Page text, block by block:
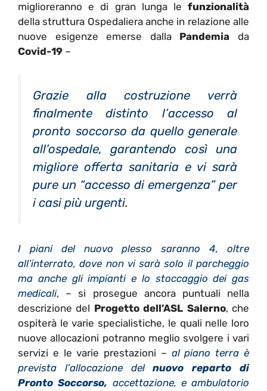
miglioreranno e di gran lunga le funzionalità
della struttura Ospedaliera anche in relazione alle
nuove esigenze emerse dalla Pandemia da
Covid-19 –
Grazie alla costruzione verrà
finalmente distinto l’accesso al
pronto soccorso da quello generale
all’ospedale, garantendo così una
migliore offerta sanitaria e vi sarà
pure un “accesso di emergenza” per
i casi più urgenti.
I piani del nuovo plesso saranno 4, oltre
all’interrato, dove non vi sarà solo il parcheggio
ma anche gli impianti e lo stoccaggio dei gas
medicali, – si prosegue ancora puntuali nella
descrizione del Progetto dell’ASL Salerno, che
ospiterà le varie specialistiche, le quali nelle loro
nuove allocazioni potranno meglio svolgere i vari
servizi e le varie prestazioni – al piano terra è
prevista l’allocazione delnuovo reparto di
Pronto Soccorso, accettazione, e ambulatorio